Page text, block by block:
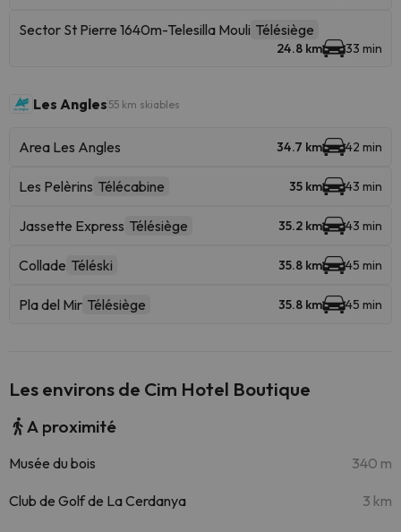
Sector St Pierre 1640m-Telesilla Mouli Télésiège
24.8 km 33 min
Les Angles 55 km skiables
Area Les Angles 34.7 km 42 min
Les Pelèrins Télécabine 35 km 43 min
Jassette Express Télésiège 35.2 km 43 min
Collade Téléski 35.8 km 45 min
Pla del Mir Télésiège 35.8 km 45 min
Les environs de Cim Hotel Boutique
A proximité
Musée du bois 340 m
Club de Golf de La Cerdanya 3 km